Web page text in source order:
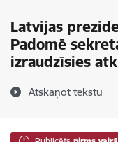
Latvijas
Padomē
izraudzīsies
Atskaņot tekstu